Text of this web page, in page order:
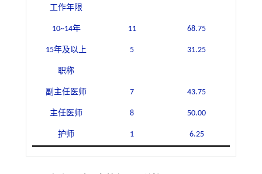
工作年限
10~14年 11 68.75
15年及以上 5 31.25
职称
副主任医师 7 43.75
主任医师 8 50.00
护师 1 6.25